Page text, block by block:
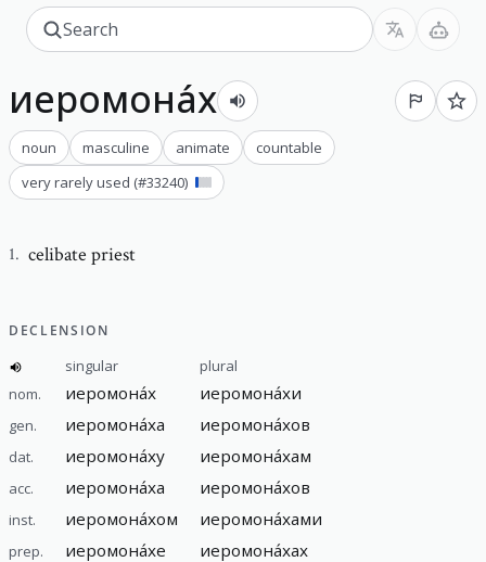
иеромона́х
noun masculine animate
countable
very rarely used (#33240)
1. celibate priest
DECLENSION
singular
plural
nom.
иеромона́х иеромона́хи
gen. иеромона́ха иеромона́хов
dat. иеромона́ху иеромона́хам
acc. иеромона́ха иеромона́хов
inst. иеромона́хом иеромона́хами
prep. иеромона́хе иеромона́хах